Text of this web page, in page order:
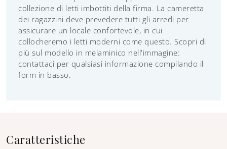
collezione di letti imbottiti della firma. La cameretta
dei ragazzini deve prevedere tutti gli arredi per
assicurare un locale confortevole, in cui
collocheremo i letti moderni come questo. Scopri di
più sul modello in melaminico nell'immagine:
contattaci per qualsiasi informazione compilando il
form in basso.
Caratteristiche